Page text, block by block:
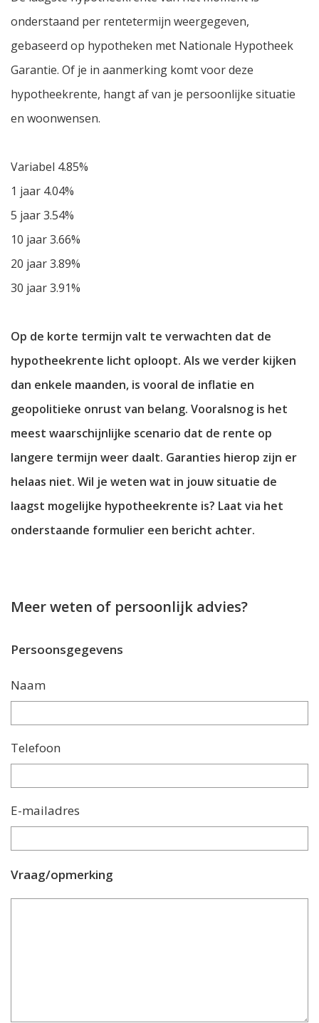
onderstaand per rentetermijn weergegeven,
gebaseerd op hypotheken met Nationale Hypotheek
Garantie. Of je in aanmerking komt voor deze
hypotheekrente, hangt af van je persoonlijke situatie
en woonwensen.
Variabel 4.85%
1 jaar 4.04%
5 jaar 3.54%
10 jaar 3.66%
20 jaar 3.89%
30 jaar 3.91%
Op de korte termijn valt te verwachten dat de
hypotheekrente licht oploopt. Als we verder kijken
dan enkele maanden, is vooral de inflatie en
geopolitieke onrust van belang. Vooralsnog is het
meest waarschijnlijke scenario dat de rente op
langere termijn weer daalt. Garanties hierop zijn er
helaas niet. Wil je weten wat in jouw situatie de
laagst mogelijke hypotheekrente is? Laat via het
onderstaande formulier een bericht achter.
Meer weten of persoonlijk advies?
Persoonsgegevens
Naam
Telefoon
E-mailadres
Vraag/opmerking